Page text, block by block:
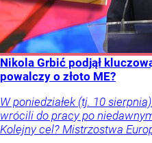
Nikola Grbić podjął
powalczy o złoto ME?
W poniedziałek (tj. 10
wrócili do pracy po
Kolejny cel? Mistrzostwa